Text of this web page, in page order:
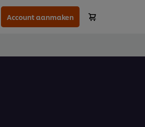
Account aanmaken